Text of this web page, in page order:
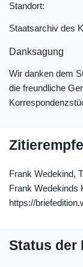
Standort:
Staatsarchiv des
Danksagung
Wir danken dem
die freundliche
Frank Wedekind,
Frank Wedekinds
https://
Status der